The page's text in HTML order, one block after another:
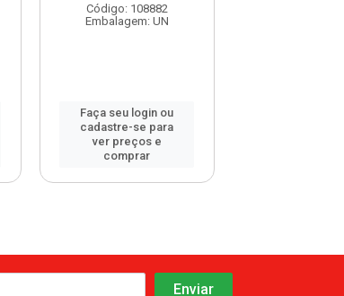
Código: 108882
Embalagem: UN
Faça seu login ou
cadastre-se para
ver preços e
comprar